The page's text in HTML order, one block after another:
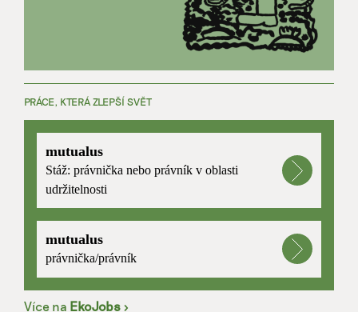
PRÁCE, KTERÁ ZLEPŠÍ SVĚT
mutualus
Stáž: právnička nebo právník v oblasti
udržitelnosti
mutualus
právnička/právník
Více na EkoJobs >